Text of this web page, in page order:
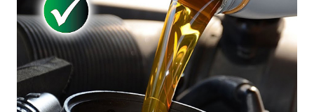
AIR DESIGN SPOILER I
MATTSVART
Artikelnr:RA0261
ORIGINAL SVARTA
GUMMIMATTOR I CREWCAB
Artikelnr: